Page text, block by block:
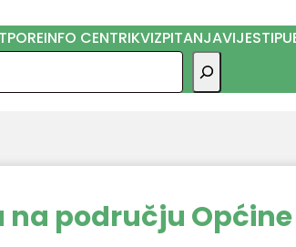
INFO CENTRIKVIZPITANJAVIJESTI
području Općine